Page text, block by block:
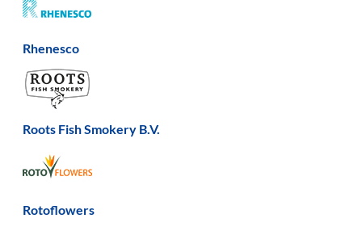
Rhenesco
Roots Fish Smokery B.V.
Rotoflowers